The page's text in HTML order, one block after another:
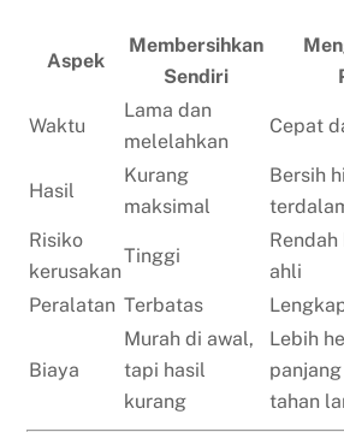
Aspek
Membersihkan
Sendiri
Waktu
Lama dan
melelahkan
Cepat
Hasil
Kurang
maksimal
Bersih
Risiko
kerusakan
Tinggi
ahli
Peralatan Terbatas
Biaya
Murah di awal,
tapi hasil
kurang
Lebih
tahan